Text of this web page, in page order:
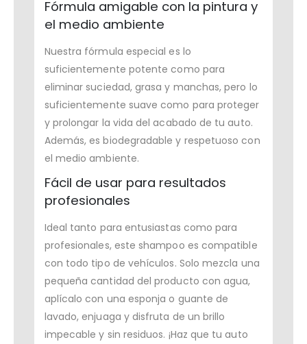
Fórmula amigable con la pintura y
el medio ambiente
Nuestra fórmula especial es lo
suficientemente potente como para
eliminar suciedad, grasa y manchas, pero lo
suficientemente suave como para proteger
y prolongar la vida del acabado de tu auto.
Además, es biodegradable y respetuoso con
el medio ambiente.
Fácil de usar para resultados
profesionales
Ideal tanto para entusiastas como para
profesionales, este shampoo es compatible
con todo tipo de vehículos. Solo mezcla una
pequeña cantidad del producto con agua,
aplícalo con una esponja o guante de
lavado, enjuaga y disfruta de un brillo
impecable y sin residuos. ¡Haz que tu auto